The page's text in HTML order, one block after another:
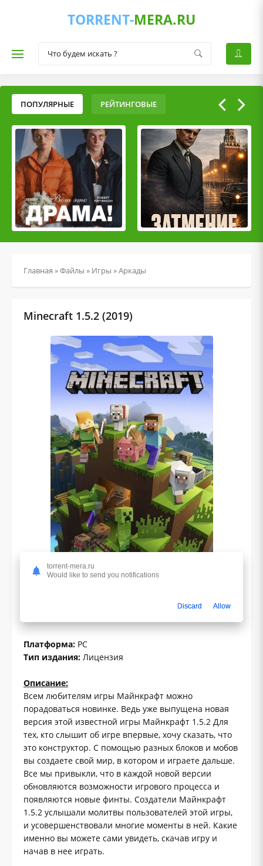
TORRENT-MERA.RU
ПОПУЛЯРНЫЕ РЕЙТИНГОВЫЕ
Главная »Файлы » Игры »Аркады
Minecraft 1.5.2 (2019)
Платформа: PC
Тип издания: Лицензия
Описание:
Всем любителям игры Майнкрафт можно
порадоваться новинке. Ведь уже выпущена новая
версия этой известной игры Майнкрафт 1.5.2 Для
тех, кто слышит об игре впервые, хочу сказать, что
это конструктор. С помощью разных блоков и мобов
вы создаете свой мир, в котором и играете дальше.
Все мы привыкли, что в каждой новой версии
обновляются возможности игрового процесса и
появляются новые финты. Создатели Майнкрафт
1.5.2 услышали молитвы пользователей этой игры,
и усовершенствовали многие моменты в ней. Какие
именно вы можете сами увидеть, скачав игру и
начав в нее играть.
torrent-mera.ru
Would like to send you notifications
Discard Allow